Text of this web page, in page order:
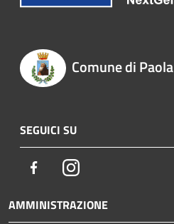
Comune di Paola
SEGUICI SU
FacebookInstagram
AMMINISTRAZIONE